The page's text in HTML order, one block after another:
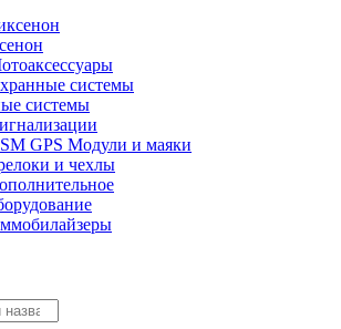
системы
системы
GPS Модули и маяки
и чехлы